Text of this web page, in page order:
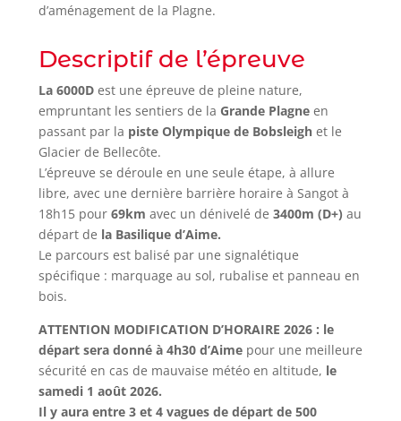
d’aménagement de la Plagne.
Descriptif de l’épreuve
La 6000Dest une épreuve de pleine nature,
empruntant les sentiers de la Grande Plagneen
passant par la piste Olympique de Bobsleighet le
Glacier de Bellecôte.
L’épreuve se déroule en une seule étape, à allure
libre, avec une dernière barrière horaire à Sangot à
18h15 pour 69km avec un dénivelé de 3400m (D+) au
départ de la Basilique d’Aime.
Le parcours est balisé par une signalétique
spécifique : marquage au sol, rubalise et panneau en
bois.
ATTENTION MODIFICATION D’HORAIRE 2026 : le
départ sera donné à 4h30 d’Aime pour une meilleure
sécurité en cas de mauvaise météo en altitude, le
samedi 1 août 2026.
Il y aura entre 3 et 4 vagues de départ de 500